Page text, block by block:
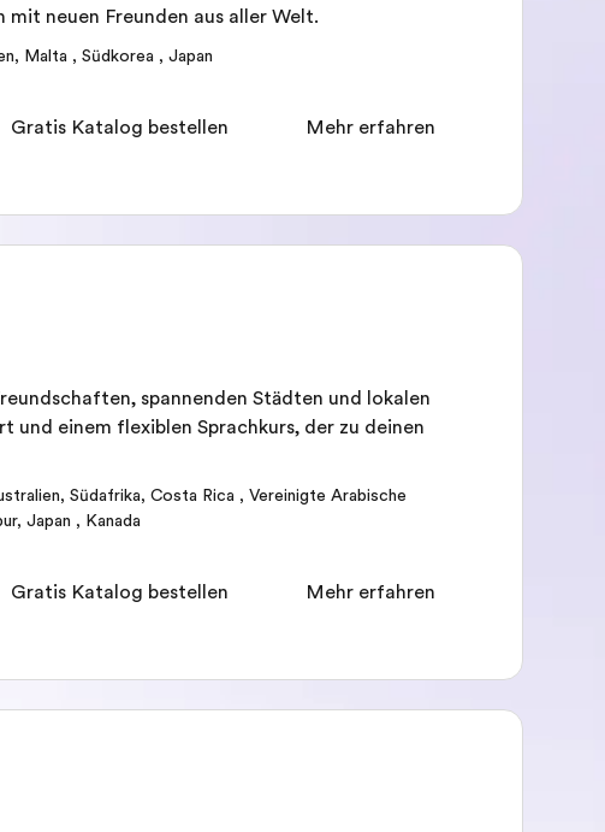
mit neuen Freunden aus aller Welt.
, Malta , Südkorea , Japan
Mehr erfahren
Gratis Katalog bestellen
spannenden Städten und lokalen
einem flexiblen Sprachkurs, der zu deinen
, Südafrika, Costa Rica , Vereinigte Arabische
, Japan , Kanada
Mehr erfahren
Gratis Katalog bestellen